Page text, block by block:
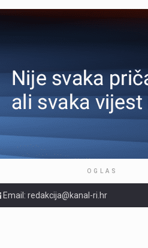
OGLAS
Email: redakcija@kanal-ri.hr